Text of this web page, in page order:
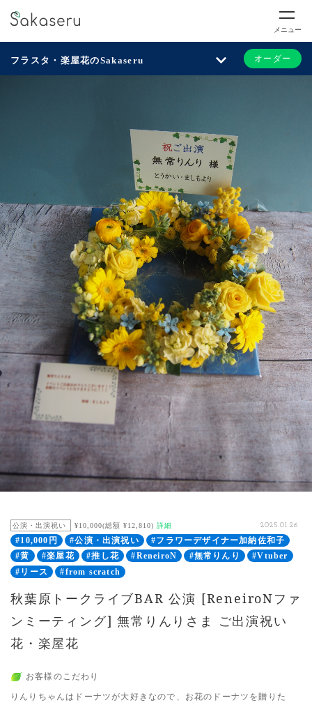
メニュー
フラスタ・楽屋花のSakaseru オーダー
公演・出演祝い ¥10,000(総額 ¥12,810) 詳細 2025.01.26
#10,000円 #公演・出演祝い
#フラワーデザイナー加納佐和子
#黄
#楽屋花 #推し花 #ReneiroN #無常りんり
#Vtuber
#リース
#from scratch
秋葉原トークライブBAR 公演 [ReneiroNファ
ンミーティング] 無常りんりさま ご出演祝い
花・楽屋花
お客様のこだわり
りんりちゃんはドーナツが大好きなので、お花のドーナツを贈りた